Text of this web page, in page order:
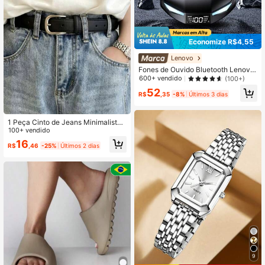
1 Peça Cinto de Jeans Minimalista
Multiuso Vintage Neutro
100+ vendido
R$16 ,46 -25% Últimos 2 dias
Economize R$4,55
Lenovo
Fones de Ouvido Bluetooth Lenovo
XT53, Meia Inserção, Modo Esporte
va d'Água, Esportes/Corrida, Áudio
ção LED do Nível da Bateria, Longa
Duração, Fones de Ouvido Sem Fio
Compatíveis com Smartphones, Ta
blets, Laptops
600+ vendido (100+)
R$52 ,35 -8% Últimos 3 dias
9